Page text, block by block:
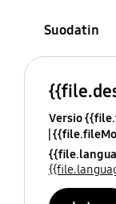
Suodatin
Versio